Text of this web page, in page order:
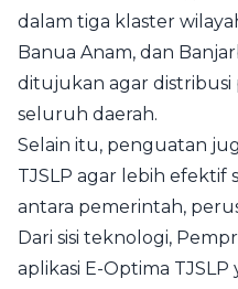
dalam tiga klaster
Banua Anam, dan
ditujukan agar distribusi
seluruh daerah.
Selain itu, penguatan
TJSLP agar lebih
antara pemerintah,
Dari sisi teknologi,
aplikasi E-Optima